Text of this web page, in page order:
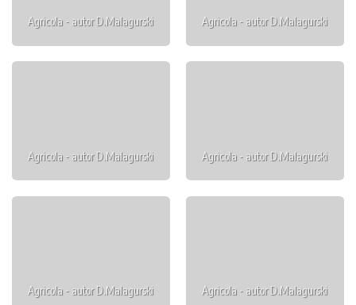
Agricola - autor D.Malagurski Agricola - autor D.Malagurski
Agricola - autor D.Malagurski Agricola - autor D.Malagurski
Agricola - autor D.Malagurski Agricola - autor D.Malagurski